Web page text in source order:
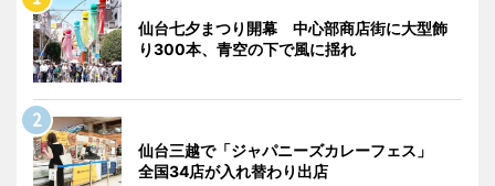
仙台七夕まつり開幕 中心部商店街に大型飾
り300本、青空の下で風に揺れ
仙台三越で「ジャパニーズカレーフェス」
全国34店が入れ替わり出店